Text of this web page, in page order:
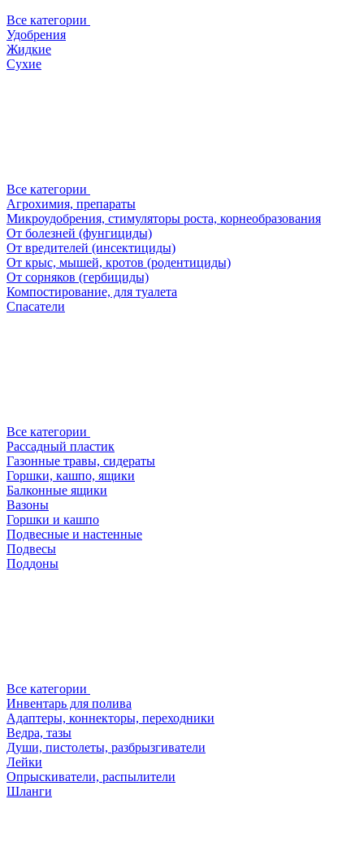
Все категории
Удобрения
Жидкие
Сухие
Все категории
Агрохимия, препараты
Микроудобрения, стимуляторы роста, корнеобразования
От болезней (фунгициды)
От вредителей (инсектициды)
От крыс, мышей, кротов (родентициды)
От сорняков (гербициды)
Компостирование, для туалета
Спасатели
Все категории
Рассадный пластик
Газонные травы, сидераты
Горшки, кашпо, ящики
Балконные ящики
Вазоны
Горшки и кашпо
Подвесные и настенные
Подвесы
Поддоны
Все категории
Инвентарь для полива
Адаптеры, коннекторы, переходники
Ведра, тазы
Души, пистолеты, разбрызгиватели
Лейки
Опрыскиватели, распылители
Шланги